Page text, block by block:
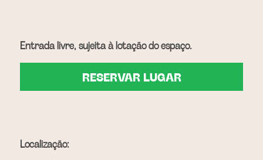
Entrada livre, sujeita à lotação do espaço.
RESERVAR LUGAR
Localização: